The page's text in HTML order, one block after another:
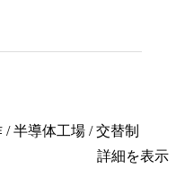
半導体工場 / 交替制
詳細を表示